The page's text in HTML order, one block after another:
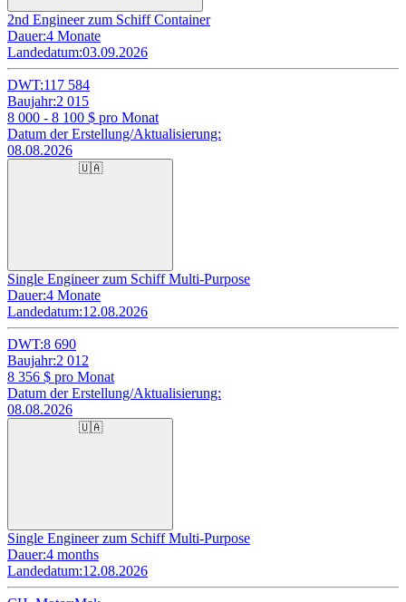
2nd Engineer zum Schiff Container
Dauer:4 Monate
Landedatum:03.09.2026
DWT:117 584
Baujahr:2 015
8 000 - 8 100 $ pro Monat
Datum der Erstellung/Aktualisierung:
08.08.2026
🇺🇦
Single Engineer zum Schiff Multi-Purpose
Dauer:4 Monate
Landedatum:12.08.2026
DWT:8 690
Baujahr:2 012
8 356 $ pro Monat
Datum der Erstellung/Aktualisierung:
08.08.2026
🇺🇦
Single Engineer zum Schiff Multi-Purpose
Dauer:4 months
Landedatum:12.08.2026